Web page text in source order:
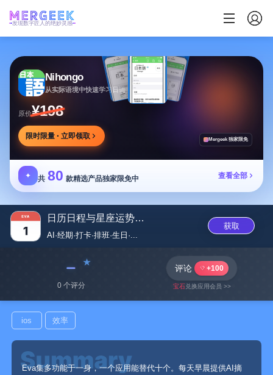
发现数字匠人的绝妙灵感
Nihongo
从实际语境中快速学习日语
原价¥198
限时限量 · 立即领取 Mergeek 独家限免
✦ 共 80 款精选产品独家限免中 查看全部
日历日程与星座运势助手 - E...
AI·经期·打卡·排班·生日·...
获取
﹣
0 个评分
评论 +100
宝石兑换应用会员 >>
ios 效率
Eva集多功能于一身，一个应用能替代十个。每天早晨提供AI摘